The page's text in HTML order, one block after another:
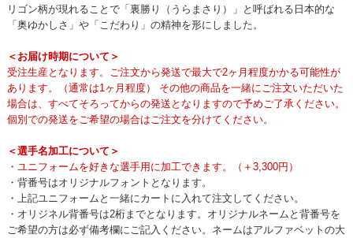
リゴン柄が現れることで「裏勝り（うらまさり）」と呼ばれる日本的な
「奥ゆかしさ」や「こだわり」の精神を形にしました。
＜お届け時期について＞
受注生産となります。ご注文から発送で最大で2ヶ月程度かかる可能性が
あります。（通常は1ヶ月程度） その他の商品を一緒にご注文いただいた
場合は、すべてそろってからの発送となりますので予めご了承ください。
個別での発送をご希望の場合はご注文を分けてください。
＜選手名加工について＞
・ユニフォームを好きな選手用に加工できます。（＋3,300円）
・背番号はオリジナルフォントとなります。
・上記ユニフォームと一緒にカートに入れて注文してください。
・オリジネル背番号は2桁までとなります。オリジナルネームと背番号を
ご希望の方は必ず備考欄にご記入ください。ネームはアルファベットの大